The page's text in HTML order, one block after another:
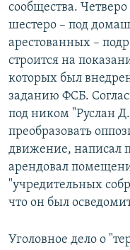
сообщества.
шестеро – под
арестованных –
строится на
которых был
заданию ФСБ.
под ником "Руслан
преобразовать
движение, написал
арендовал
"учредительных
что он был
Уголовное дело о